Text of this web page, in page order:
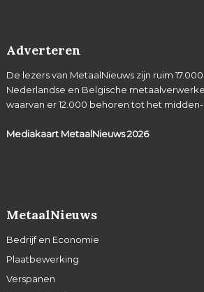
Adverteren
De lezers van MetaalNieuws zijn ruim
Nederlandse en Belgische
waarvan er 12.000 behoren tot het
Mediakaart MetaalNieuws2026
MetaalNieuws
Bedrijf en Economie
Plaatbewerking
Verspanen